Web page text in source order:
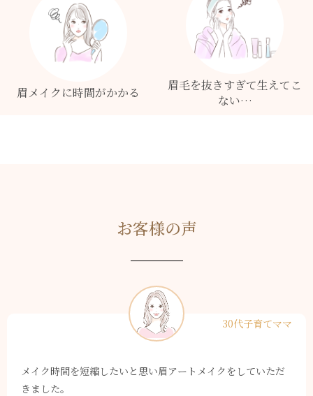
眉メイクに時間がかかる
眉毛を抜きすぎて生えてこ
ない…
お客様の声
30代子育てママ
メイク時間を短縮したいと思い眉アートメイクをしていただ
きました。